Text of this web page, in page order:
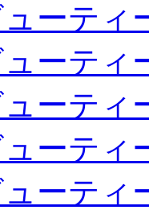
ーティ
ーティ
ーティ
ーティ
ーティ